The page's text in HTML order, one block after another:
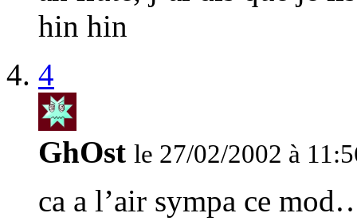
hin hin
4
GhOst le 27/02/2002 à
ca a l’air sympa ce